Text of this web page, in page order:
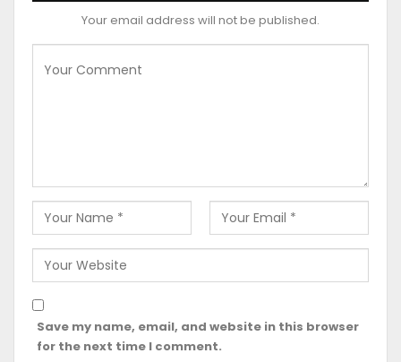
Your email address will not be published.
Save my name, email, and website in this browser
for the next time I comment.